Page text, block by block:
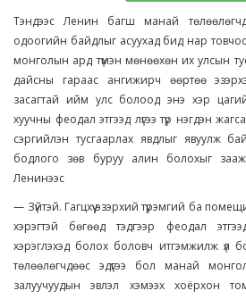
Тэндээс Ленин багш манай
одоогийн байдлыг асуухад бид нар
монголын ард түмэн мөнөөхөн их улсын
дайсны гараас ангижирч өөртөө
засагтай ийм улс болоод энэ хэр
хуучны феодал этгээд лүгээ түр нэгдэн
сэргийлэн тусгаарлах явдлыг явуулж
бодлого зөв буруу алин болохыг зааж
Ленинээс
— Зүйтэй. Гагцхүү эзэрхий түрэмгий ба
хэрэгтэй бөгөөд тэдгээр феодал
хэрэглэхэд болох боловч итгэмжилж үл
төлөөлөгчдөөс эдүгээ бол манай
залуучуудын эвлэл хэмээх хоёрхон